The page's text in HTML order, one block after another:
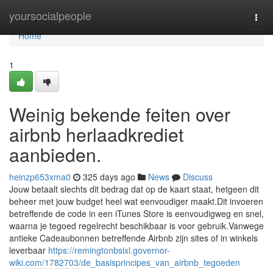
yoursocialpeople
Home
Home
1
Weinig bekende feiten over
airbnb herlaadkrediet
aanbieden.
heinzp653xma0 325 days ago News
Discuss
Jouw betaalt slechts dit bedrag dat op de kaart staat, hetgeen dit
beheer met jouw budget heel wat eenvoudiger maakt.Dit invoeren
betreffende de code in een iTunes Store is eenvoudigweg en snel,
waarna je tegoed regelrecht beschikbaar is voor gebruik.Vanwege
antieke Cadeaubonnen betreffende Airbnb zijn sites of in winkels
leverbaar https://remingtonbsixl.governor-
wiki.com/1782703/de_basisprincipes_van_airbnb_tegoeden